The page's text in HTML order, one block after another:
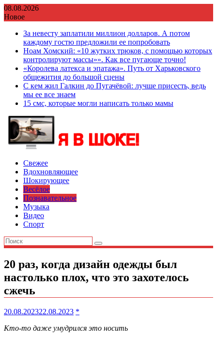
Перейти
к
08.08.2026
Новое
За невесту заплатили миллион долларов. А потом
каждому гостю предложили ее попробовать
Ноам Хомский: «10 жутких трюков, с помощью которых
контролируют массы»». Как все пугающе точно!
«Королева латекса и эпатажа». Путь от Харьковского
общежития до большой сцены
С кем жил Галкин до Пугачёвой: лучше присесть, ведь
мы ее все знаем
15 смс, которые могли написать только мамы
Свежее
Вдохновляющее
Шокирующее
Весёлое
Познавательное
Музыка
Видео
Спорт
20 раз, когда дизайн одежды был
настолько плох, что это захотелось
сжечь
20.08.202322.08.2023 *
Кто-то даже умудрился это носить